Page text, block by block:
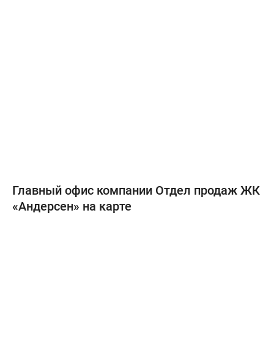
Главный офис компании Отдел продаж ЖК
«Андерсен» на карте